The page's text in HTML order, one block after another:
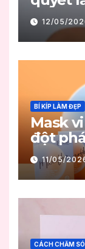
mụn
12/05/
BÍ KÍP LÀM ĐẸP
Mask
đột
mọng
11/05/
CÁCH CHĂM